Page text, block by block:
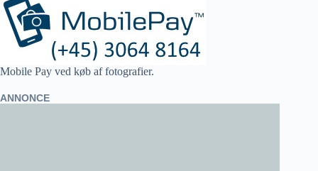
Mobile Pay ved køb af fotografier.
ANNONCE